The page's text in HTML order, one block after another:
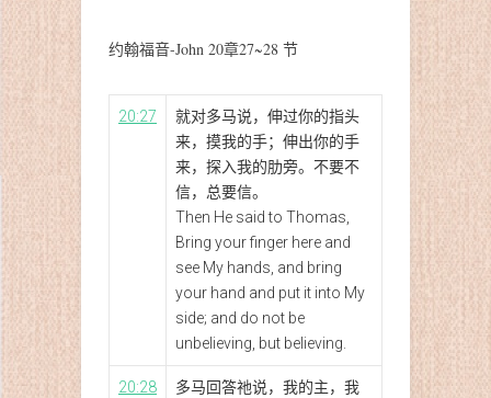
约翰福音-John 20章27~28 节
20:27
就对多马说，伸过你的指头
来，摸我的手；伸出你的手
来，探入我的肋旁。不要不
信，总要信。
Then He said to Thomas,
Bring your finger here and
see My hands, and bring
your hand and put it into My
side; and do not be
unbelieving, but believing.
20:28
多马回答祂说，我的主，我